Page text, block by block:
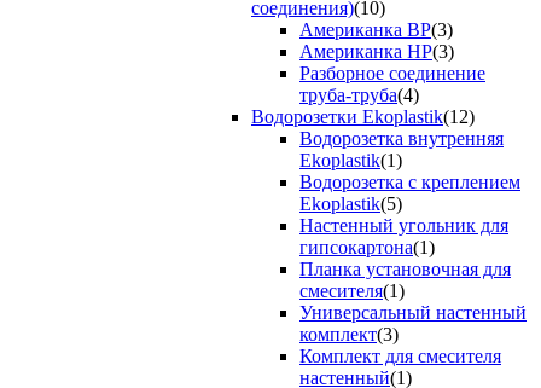
соединения)(10)
Американка ВР(3)
Американка НР(3)
Разборное соединение
труба-труба(4)
Водорозетки Ekoplastik(12)
Водорозетка внутренняя
Ekoplastik(1)
Водорозетка с креплением
Ekoplastik(5)
Настенный угольник для
гипсокартона(1)
Планка установочная для
смесителя(1)
Универсальный настенный
комплект(3)
Комплект для смесителя
настенный(1)